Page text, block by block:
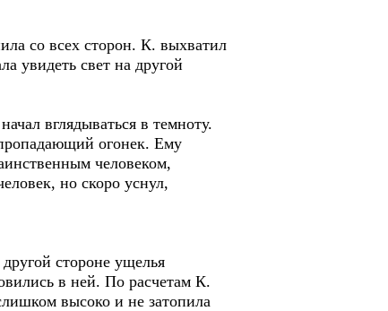
со всех сторон. К. выхватил
увидеть свет на другой
вглядываться в темноту.
огонек. Ему
человеком,
но скоро уснул,
стороне ущелья
в ней. По расчетам К.
высоко и не затопила